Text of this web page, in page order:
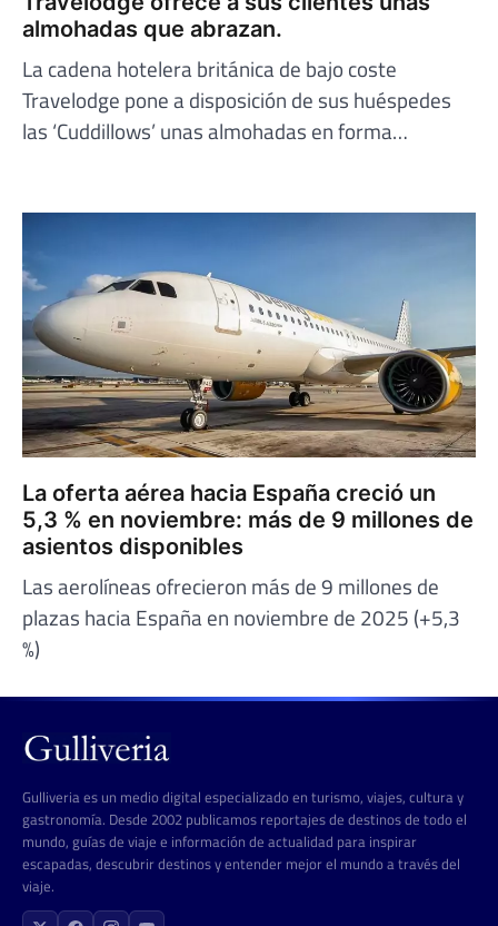
almohadas que abrazan.
La cadena hotelera británica de bajo coste
Travelodge pone a disposición de sus huéspedes
las ‘Cuddillows’ unas almohadas en forma…
La oferta aérea hacia España creció un
5,3 % en noviembre: más de 9 millones de
asientos disponibles
Las aerolíneas ofrecieron más de 9 millones de
plazas hacia España en noviembre de 2025 (+5,3
%)
Gulliveria es un medio digital especializado en turismo, viajes, cultura y
gastronomía. Desde 2002 publicamos reportajes de destinos de todo el
mundo, guías de viaje e información de actualidad para inspirar
escapadas, descubrir destinos y entender mejor el mundo a través del
viaje.